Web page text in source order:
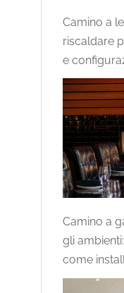
Camino a
riscaldare
e
Camino a
gli
come